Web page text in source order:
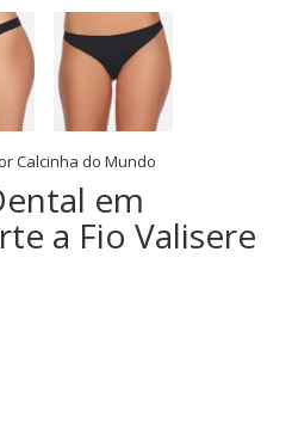
Calcinha do Mundo
em
a Fio Valisere